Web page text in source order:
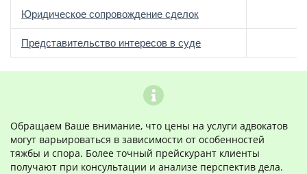
Юридическое сопровождение сделок
Представительство интересов в суде
Обращаем Ваше внимание, что цены на услуги адвокатов
могут варьироваться в зависимости от особенностей
тяжбы и спора. Более точный прейскурант клиенты
получают при консультации и анализе перспектив дела.